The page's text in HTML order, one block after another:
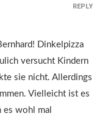
Dinkelpizza
versucht Kindern
sie nicht. Allerdings
Vielleicht ist es
wohl mal
REPLY